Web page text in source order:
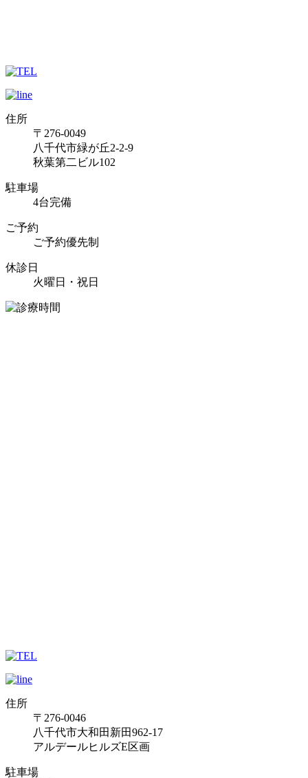
住所
〒276-0049
八千代市緑が丘2-2-9
秋葉第二ビル102
駐車場
4台完備
ご予約
ご予約優先制
休診日
火曜日・祝日
住所
〒276-0046
八千代市大和田新田962-17
アルデールヒルズE区画
駐車場